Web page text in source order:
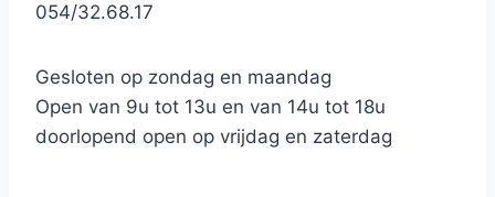
054/32.68.17
Gesloten op zondag en maandag
Open van 9u tot 13u en van 14u tot 18u
doorlopend open op vrijdag en zaterdag